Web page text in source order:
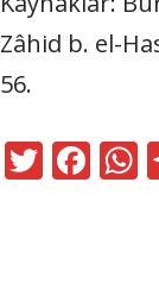
Zâhid b. el-
56.
T F